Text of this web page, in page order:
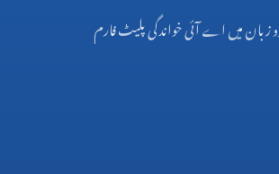
زبان میں اے آئی خواندگی پلیٹ فارم